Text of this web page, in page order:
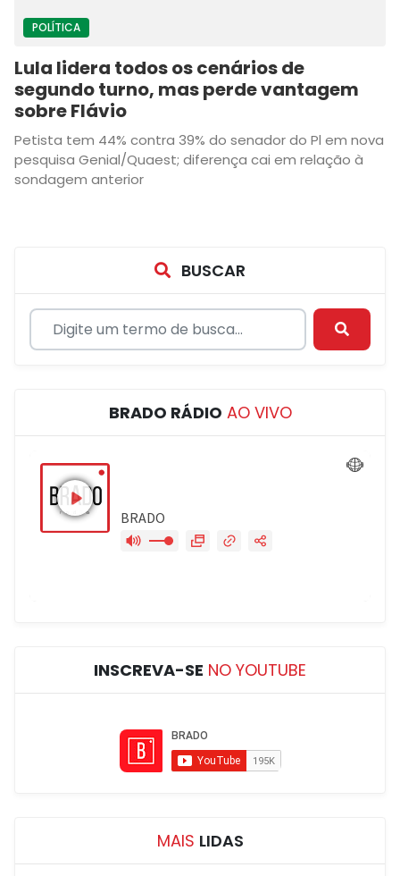
POLÍTICA
Lula lidera todos os cenários de
segundo turno, mas perde vantagem
sobre Flávio
Petista tem 44% contra 39% do senador do Pl em nova
pesquisa Genial/Quaest; diferença cai em relação à
sondagem anterior
BUSCAR
BRADO RÁDIO AO VIVO
INSCREVA-SE NO YOUTUBE
MAIS LIDAS